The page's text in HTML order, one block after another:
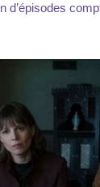
d’épisodes